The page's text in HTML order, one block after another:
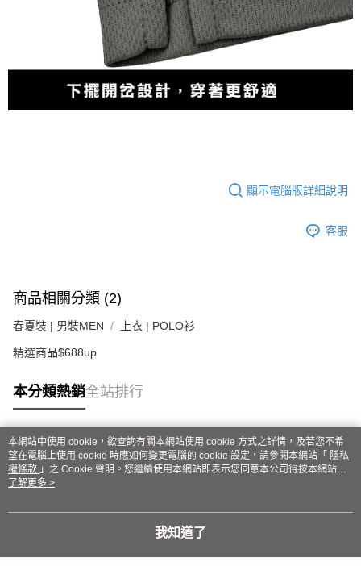
顯示電腦版詳細說明
客服
商品相關分類 (2)
春夏裝 | 男裝MEN 上衣 | POLO衫
精選商品$688up
本分類熱銷全站排行
熱門標籤
本網站中使用 cookie，欲查詢有關本網站使用 cookie 方式之詳情，及若您不希
望在電腦上使用 cookie 時應如何變更電腦的 cookie 設定，請參閱本網站「 隱私
權條款 」之 Cookie 聲明。您繼續使用本網站即表示您同意本公司得按本網站使
用條款之 Cookie 聲明使用 cookie。
了解更多 >
我知道了